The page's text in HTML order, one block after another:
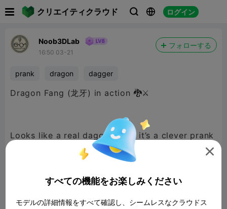
クリエイティクラウド   ログイン
Noob3DLab
16:50 03-21
フォローする
prank dragon dagger
Dragon Fang (龙牙) in action 🐉⚔️
Looks like a real dagger… but it’s a clever prank
The retractable blade slides in on impact and
springs right back, making every “strike” safe

すべての機能をお楽しみください
モデルの詳細情報をすべて確認し、シームレスなクラウドス